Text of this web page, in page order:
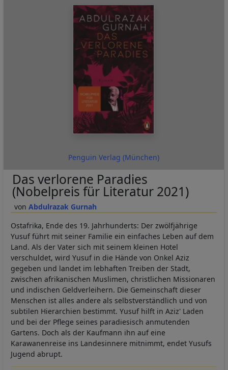
Penguin Verlag (München)
Abdulrazak Gurnah
Das verlorene Paradies
(Nobelpreis für Literatur 2021)
Ostafrika, Ende des 19. Jahrhunderts: Der zwölfjährige
Yusuf führt mit seiner Familie ein einfaches Leben auf dem
Land. Als der Vater sich mit seinem kleinen Hotel
verschuldet, wird Yusuf in die Hände von Onkel Aziz
gegeben und landet im lebhaften Treiben der Stadt,
zwischen afrikanischen Muslimen, christlichen Missionaren
und indischen Geldverleihern. Die Gemeinschaft dieser
Menschen ist alles andere als selbstverständlich und von
subtilen Hierarchien bestimmt. Yusuf hilft in Aziz' Laden
und bei der Pflege seines paradiesisch anmutenden
Gartens. Doch als der Kaufmann ihn auf eine
Karawanenreise ins Landesinnere mitnimmt, endet Yusufs
Jugend abrupt.